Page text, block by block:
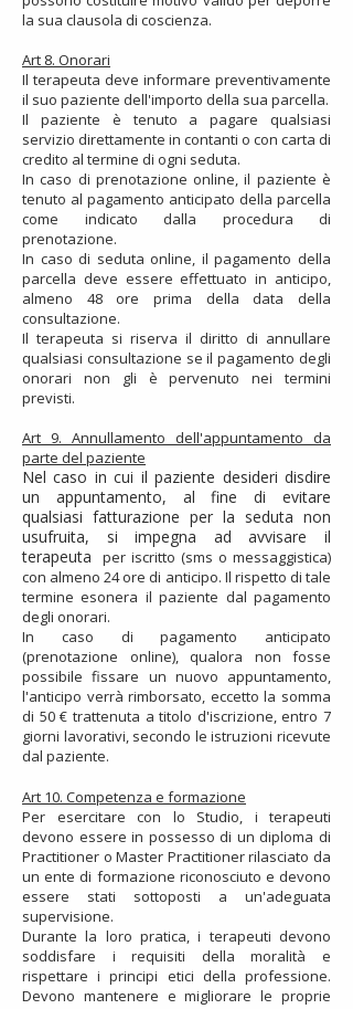
la sua clausola di coscienza.
Art 8. Onorari
Il terapeuta deve informare preventivamente
il suo paziente dell'importo della sua parcella.
Il paziente è tenuto a pagare qualsiasi
servizio direttamente in contanti o con carta di
credito al termine di ogni seduta.
In caso di prenotazione online, il paziente è
tenuto al pagamento anticipato della parcella
come indicato dalla procedura di
prenotazione.
In caso di seduta online, il pagamento della
parcella deve essere effettuato in anticipo,
almeno 48 ore prima della data della
consultazione.
Il terapeuta si riserva il diritto di annullare
qualsiasi consultazione se il pagamento degli
onorari non gli è pervenuto nei termini
previsti.
Art 9. Annullamento dell'appuntamento da
parte del paziente
Nel caso in cui il paziente desideri disdire
un appuntamento, al fine di evitare
qualsiasi fatturazione per la seduta non
usufruita, si impegna ad avvisare il
terapeuta per iscritto (sms o messaggistica)
con almeno 24 ore di anticipo. Il rispetto di tale
termine esonera il paziente dal pagamento
degli onorari.
In caso di pagamento anticipato
(prenotazione online), qualora non fosse
possibile fissare un nuovo appuntamento,
l'anticipo verrà rimborsato, eccetto la somma
di 50 € trattenuta a titolo d'iscrizione, entro 7
giorni lavorativi, secondo le istruzioni ricevute
dal paziente.
Art 10. Competenza e formazione
Per esercitare con lo Studio, i terapeuti
devono essere in possesso di un diploma di
Practitioner o Master Practitioner rilasciato da
un ente di formazione riconosciuto e devono
essere stati sottoposti a un'adeguata
supervisione.
Durante la loro pratica, i terapeuti devono
soddisfare i requisiti della moralità e
rispettare i principi etici della professione.
Devono mantenere e migliorare le proprie